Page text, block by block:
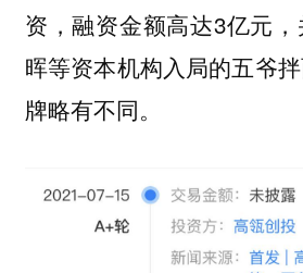
资，融资金额高达3亿元
晖等资本机构入局的五爷
牌略有不同。